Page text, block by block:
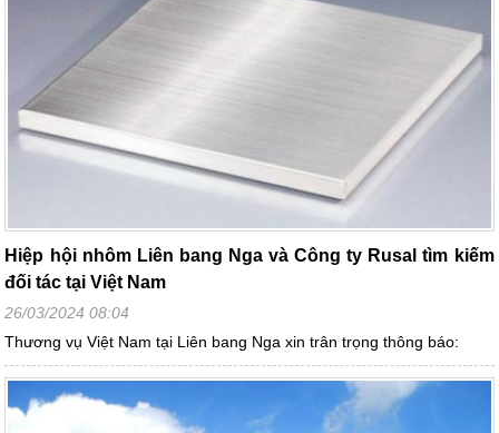
Hiệp hội nhôm Liên bang Nga và Công ty Rusal tìm kiếm
đối tác tại Việt Nam
26/03/2024 08:04
Thương vụ Việt Nam tại Liên bang Nga xin trân trọng thông báo: